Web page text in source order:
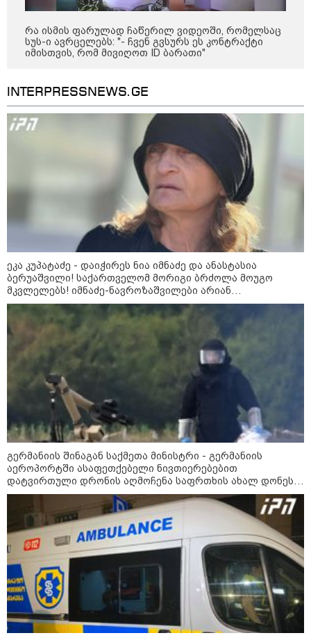
კასპიის ზღვა: სამი ქვეყნის
ადგილი - რა სტრატეგიული
მნიშვნელობა აქვს ამ ადგილს
რუსეთის ქალაქებში,
კრასნოდარსა და ნევინომისკში,
Wildberries-ის ლოგისტიკურ
ცენტრებზე თავდასხმა მოხდა-
არიან დაშავებულები
08:51 / 22-07-2026
ზელენსკიმ ფედოროვის
შემდეგ, სირსკიც გაუშვა - ვინ
იქნება უკრაინის შეიარაღებული
ძალების ახალი
მთავარსარდალი?
კატეგორიის ყველა სიახლე
კატეგორიები
რა ისმის ფარულად ჩაწერილ ვიდეოში, რომელსაც
სუს-ი ავრცელებს: "- ჩვენ გვსურს ეს კონტრაქტი
იმისთვის, რომ მივიღოთ ID ბარათი"
INTERPRESSNEWS.GE
ეკა კუპატაძე - დაიჭირეს ნია იმნაძე და ანასტასია
ბერუაშვილი! საქართველომ მორიგი ბრძოლა მოუგო
მკვლელებს! იმნაძე-ნავროზაშვილები არიან
მანიპულატორები, კადრებში მე ვნახე თამუნა
ნავროზაშვილის ისტერიკების ფონზე წყნარად მდგარი
პოლიცია
გერმანიის შინაგან საქმეთა მინისტრი - გერმანიის
აეროპორტში ასაფეთქებელი ნივთიერებებით
დატვირთული დრონის აღმოჩენა საფრთხის ახალ დონეს
აღნიშნავს